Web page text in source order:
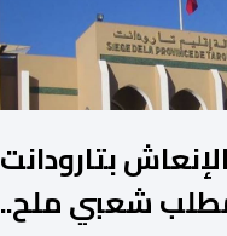
بتارودانت
شعبي ملح..